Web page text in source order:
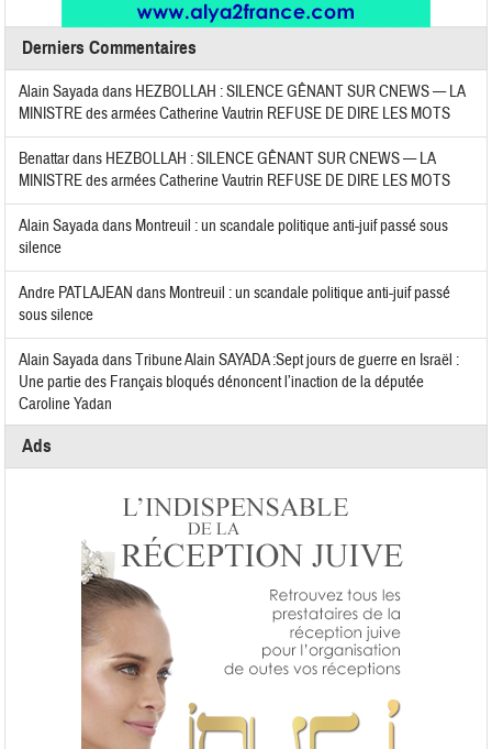
Derniers Commentaires
Alain Sayadadans HEZBOLLAH : SILENCE GÊNANT SUR CNEWS — LA
MINISTRE des armées Catherine Vautrin REFUSE DE DIRE LES MOTS
Benattardans HEZBOLLAH : SILENCE GÊNANT SUR CNEWS — LA
MINISTRE des armées Catherine Vautrin REFUSE DE DIRE LES MOTS
Alain Sayadadans Montreuil : un scandale politique anti-juif passé sous
silence
Andre PATLAJEAN dans Montreuil : un scandale politique anti-juif passé
sous silence
Alain SayadadansTribune Alain SAYADA :Sept jours de guerre en Israël :
Une partie des Français bloqués dénoncent l’inaction de la députée
Caroline Yadan
Ads